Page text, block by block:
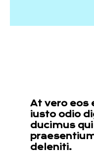
At vero eos
iusto odio
ducimus
deleniti.